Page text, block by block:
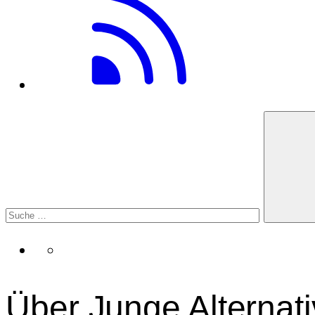
Über Junge